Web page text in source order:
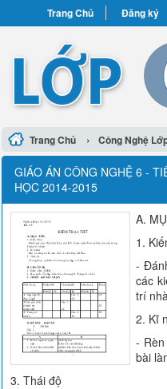
Trang Chủ Đăng ký
Trang Chủ › Công Nghệ
GIÁO ÁN CÔNG NGHỆ 6 -
HỌC 2014-2015
A.
1.
-
các
trí
2. Kĩ
-
bài
3. Thái độ